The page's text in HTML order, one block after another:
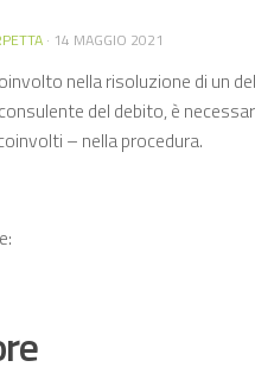
· 14 MAGGIO 2021
nella risoluzione di un
del debito, è
– nella procedura.